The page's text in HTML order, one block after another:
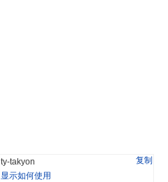
ty-takyon
复制
显示如何使用